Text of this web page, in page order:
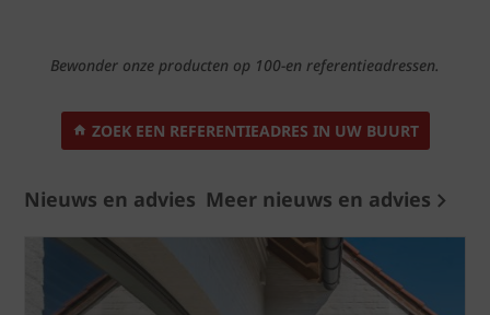
Bewonder onze producten op 100-en referentieadressen.
ZOEK EEN REFERENTIEADRES IN UW BUURT
Nieuws en advies Meer nieuws en advies